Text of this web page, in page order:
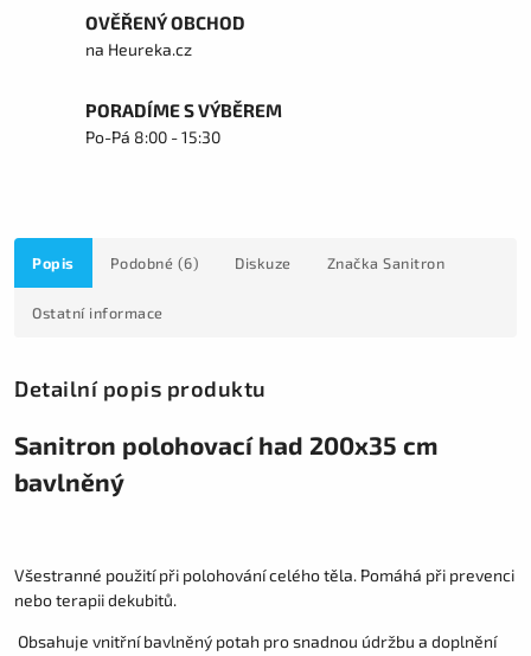
OVĚŘENÝ OBCHOD
na Heureka.cz
PORADÍME S VÝBĚREM
Po-Pá 8:00 - 15:30
Popis Podobné (6) Diskuze Značka Sanitron
Ostatní informace
Detailní popis produktu
Sanitron polohovací had 200x35 cm
bavlněný
Všestranné použití při polohování celého těla. Pomáhá při prevenci
nebo terapii dekubitů.
Obsahuje vnitřní bavlněný potah pro snadnou údržbu a doplnění